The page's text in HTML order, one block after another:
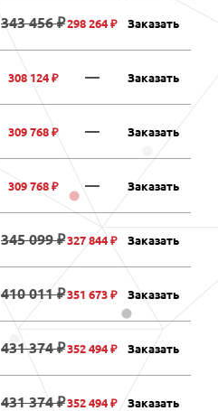
343 456 ₽298 264 ₽ Заказать
308 124 ₽ — Заказать
309 768 ₽ — Заказать
309 768 ₽ — Заказать
345 099 ₽327 844 ₽ Заказать
410 011 ₽351 673 ₽ Заказать
431 374 ₽352 494 ₽ Заказать
431 374 ₽352 494 ₽ Заказать